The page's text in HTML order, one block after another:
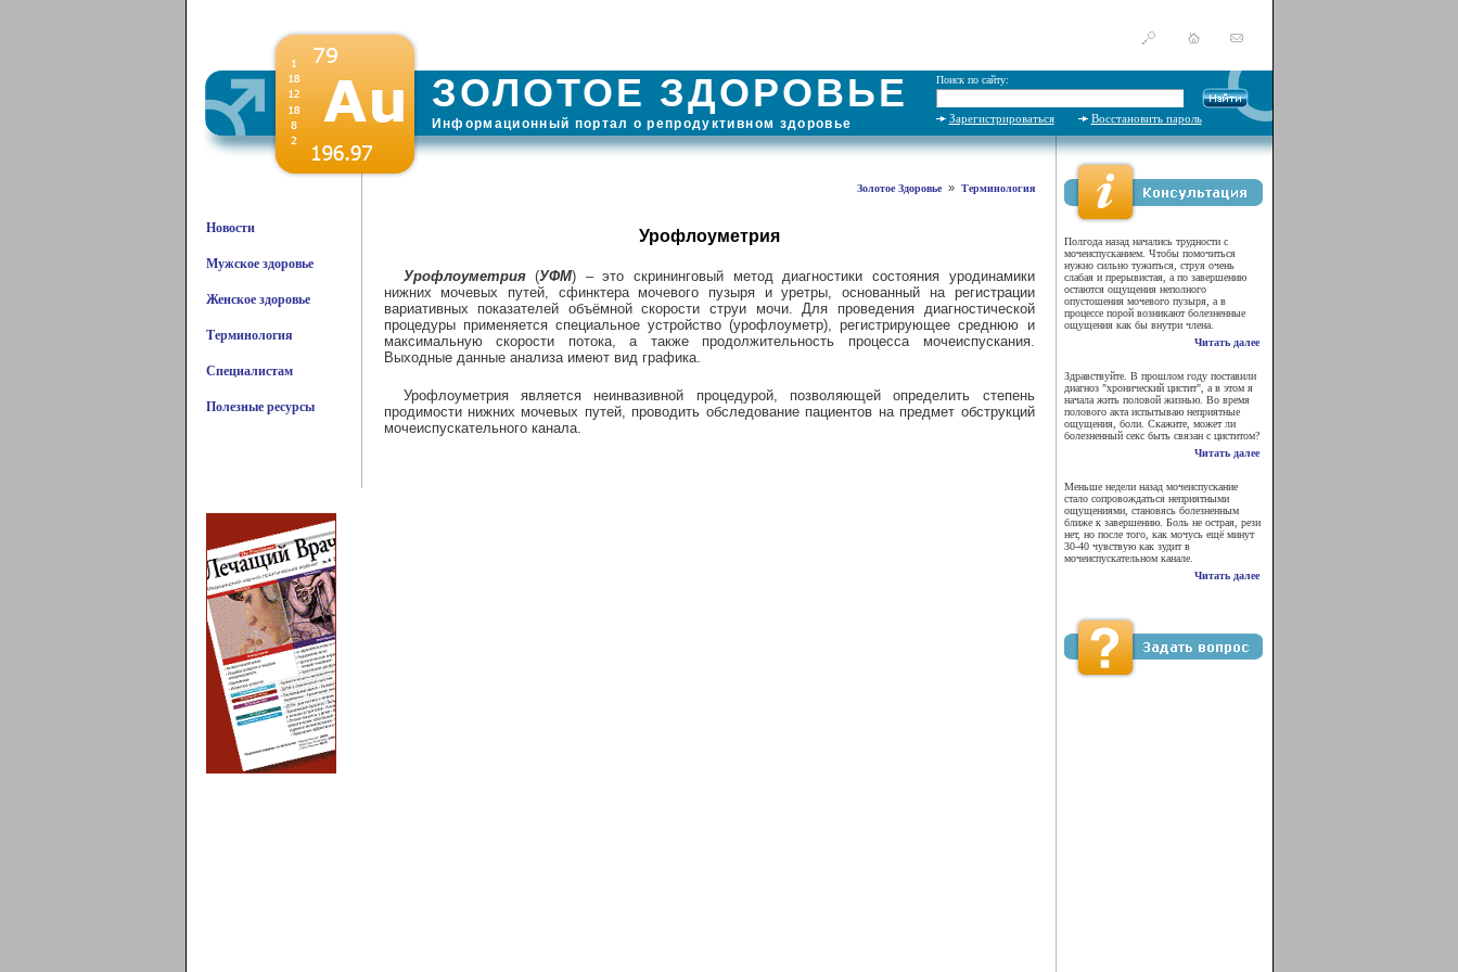
Поиск по сайту:
Зарегистрироваться Восстановить пароль
ЗОЛОТОЕ ЗДОРОВЬЕ
Информационный портал о репродуктивном здоровье
Новости
Мужское здоровье
Женское здоровье
Терминология
Специалистам
Полезные ресурсы
Золотое Здоровье» Терминология
Урофлоуметрия
Урофлоуметрия(УФМ) – это скрининговый метод диагностики состояния уродинамики
нижних мочевых путей, сфинктера мочевого пузыря и уретры, основанный на регистрации
вариативных показателей объёмной скорости струи мочи. Для проведения диагностической
процедуры применяется специальное устройство (урофлоуметр), регистрирующее среднюю и
максимальную скорости потока, а также продолжительность процесса мочеиспускания.
Выходные данные анализа имеют вид графика.
Урофлоуметрия является неинвазивной процедурой, позволяющей определить степень
продимости нижних мочевых путей, проводить обследование пациентов на предмет обструкций
мочеиспускательного канала.
Полгода назад начались трудности с
мочеиспусканием. Чтобы помочиться
нужно сильно тужиться, струя очень
слабая и прерывистая, а по завершению
остаются ощущения неполного
опустошения мочевого пузыря, а в
процессе порой возникают болезненные
ощущения как бы внутри члена.
Читать далее
Здравствуйте. В прошлом году поставили
диагноз "хронический цистит", а в этом я
начала жить половой жизнью. Во время
полового акта испытываю неприятные
ощущения, боли. Скажите, может ли
болезненный секс быть связан с циститом?
Читать далее
Меньше недели назад мочеиспускание
стало сопровождаться неприятными
ощущениями, становясь болезненным
ближе к завершению. Боль не острая, рези
нет, но после того, как мочусь ещё минут
30-40 чувствую как зудит в
мочеиспускательном канале.
Читать далее